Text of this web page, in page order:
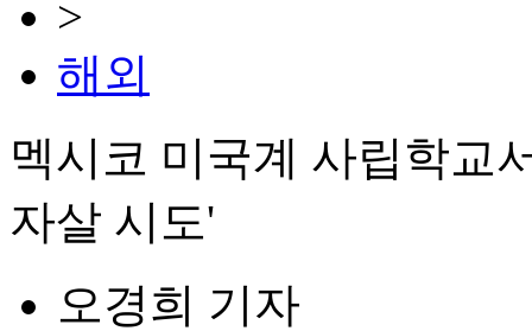
>
해외
멕시코 미국계 사립학교
자살 시도'
오경희 기자